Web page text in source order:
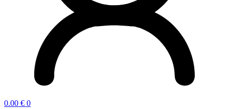
0.00 € 0